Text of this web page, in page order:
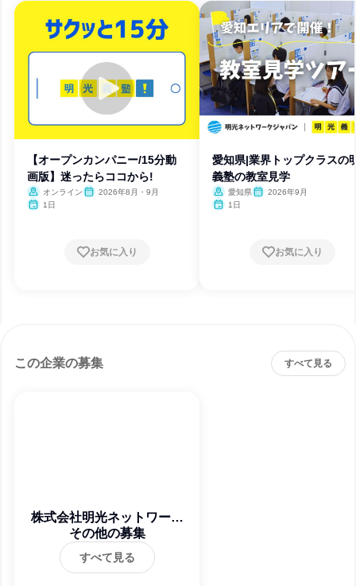
【オープンカンパニー/15分動
画版】迷ったらココから!
オンライン
2026年8月・9月
1日
お気に入り
愛知県|業界トップクラスの
義塾の教室見学
愛知県
2026年9月
1日
お気に入り
この企業の募集 すべて見る
株式会社明光ネットワーク
ジャパン
その他の募集
すべて見る